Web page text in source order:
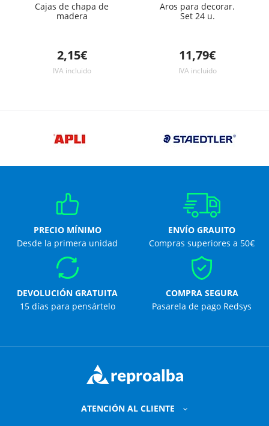
Cajas de chapa de
madera
2,15€
IVA incluido
Aros para decorar.
Set 24 u.
11,79€
IVA incluido
PRECIO MÍNIMO
Desde la primera unidad
ENVÍO GRAUITO
Compras superiores a 50€
DEVOLUCIÓN GRATUITA
15 días para pensártelo
COMPRA SEGURA
Pasarela de pago Redsys
ATENCIÓN AL CLIENTE